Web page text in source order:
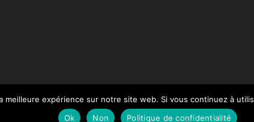
Paiement Mentions légales Contact Notre
meilleure expérience sur notre site web. Si vous continuez à
Ok
Non Politique de confidentialité